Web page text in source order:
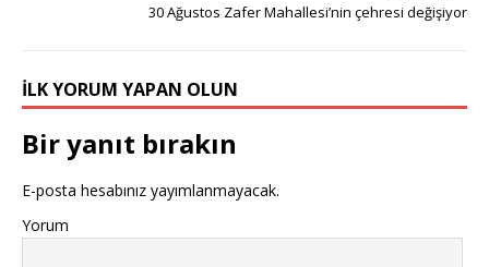
30 Ağustos Zafer Mahallesi’nin çehresi değişiyor
İLK YORUM YAPAN OLUN
Bir yanıt bırakın
E-posta hesabınız yayımlanmayacak.
Yorum